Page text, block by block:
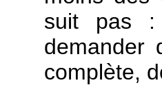
suit pas :
demander
complète,